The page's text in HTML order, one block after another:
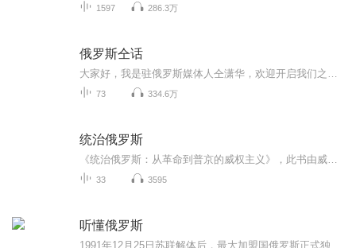
1597 286.3万
俄罗斯仝话
73 334.6万
统治俄罗斯
33 3595
听懂俄罗斯